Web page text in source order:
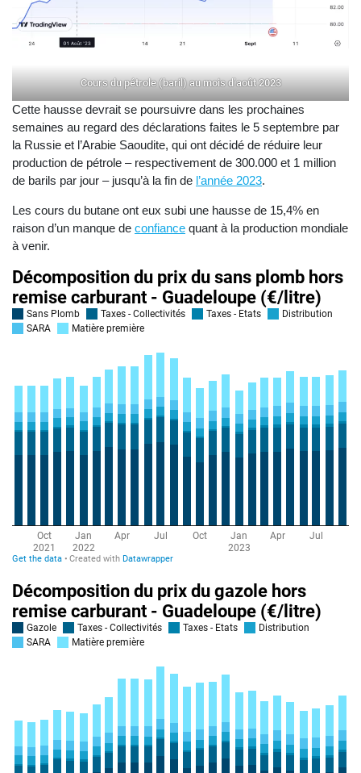
Cours du pétrole (baril) au mois d’août 2023
Cette hausse devrait se poursuivre dans les prochaines
semaines au regard des déclarations faites le 5 septembre par
la Russie et l’Arabie Saoudite, qui ont décidé de réduire leur
production de pétrole – respectivement de 300.000 et 1 million
de barils par jour – jusqu’à la fin de l’année 2023.
Les cours du butane ont eux subi une hausse de 15,4% en
raison d’un manque de confiance quant à la production mondiale
à venir.